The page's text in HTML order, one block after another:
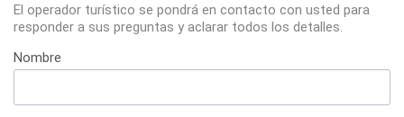
El operador turístico se pondrá en contacto con usted para
responder a sus preguntas y aclarar todos los detalles.
Nombre